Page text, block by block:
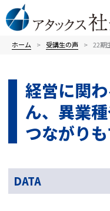
容
ホーム 受講⽣の声 22期
経営に関
ん、異業
つながり
DATA